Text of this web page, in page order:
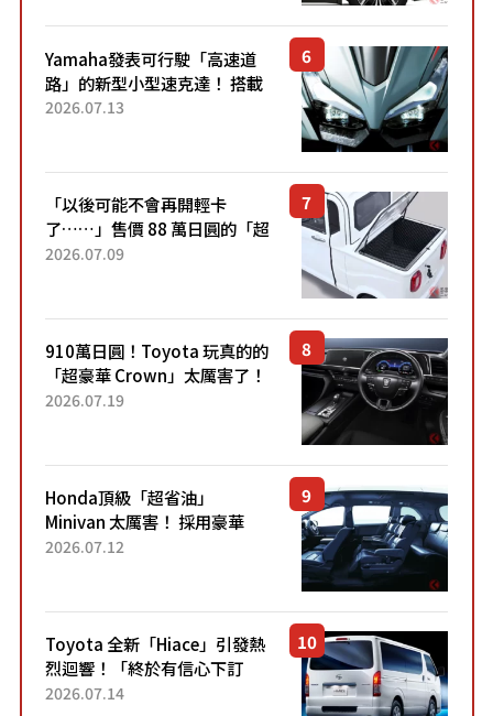
Yamaha發表可行駛「高速道
路」的新型小型速克達！ 搭載
能享受超強勁「渦輪感」的動
2026.07.13
「以後可能不會再開輕卡
了……」售價 88 萬日圓的「超
迷你輕型貨車」引發兩極評
了！...
2026.07.09
910萬日圓！Toyota 玩真的的
「超豪華 Crown」太厲害了！
採用由「匠人技藝」打造的
2026.07.19
Honda頂級「超省油」
Minivan 太厲害！ 採用豪華
「真皮座椅」與專屬「黑色內
「三...
2026.07.12
Toyota 全新「Hiace」引發熱
烈迴響！「終於有信心下訂
了！」「哪個等級交車最
2026.07.14